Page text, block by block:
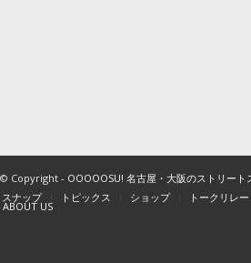
© Copyright - OOOOOSU! 名古屋・大阪のストリート
スナップ
トピックス ショップ トークリレー
ABOUT US